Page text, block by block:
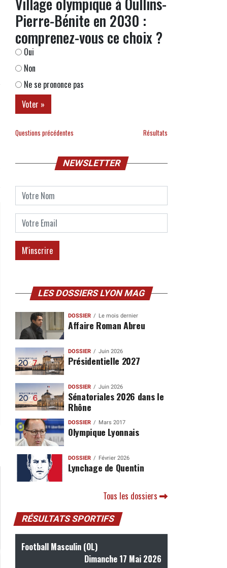
Pierre-Bénite en 2030 :
comprenez-vous ce choix ?
Oui
Non
Ne se prononce pas
Questions précédentes Résultats
NEWSLETTER
LES DOSSIERS LYON MAG
DOSSIER Le mois dernier
Affaire Roman Abreu
DOSSIER Juin 2026
Présidentielle 2027
DOSSIER Juin 2026
Sénatoriales 2026 dans le
Rhône
DOSSIER Mars 2017
Olympique Lyonnais
DOSSIER Février 2026
Lynchage de Quentin
Tous les dossiers
RÉSULTATS SPORTIFS
Football Masculin (OL)
Dimanche 17 Mai 2026